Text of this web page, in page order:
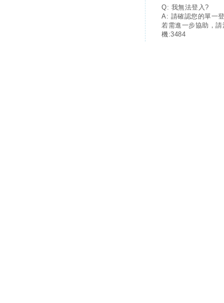
Q: 我無法登入?
A: 請確認您的單一
若需進一步協助，
機:3484